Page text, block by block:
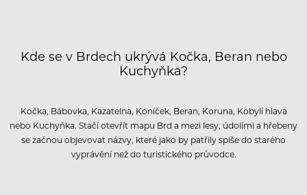
Kde se v Brdech ukrývá Kočka, Beran nebo
Kuchyňka?
Kočka, Bábovka, Kazatelna, Koníček, Beran, Koruna, Kobylí hlava
nebo Kuchyňka. Stačí otevřít mapu Brd a mezi lesy, údolími a hřebeny
se začnou objevovat názvy, které jako by patřily spíše do starého
vyprávění než do turistického průvodce.